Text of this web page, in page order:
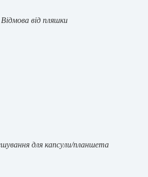
Відмова від пляшки
для капсули/планшета